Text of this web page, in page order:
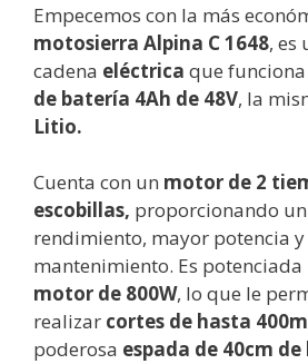
Empecemos con la más
motosierra Alpina C 1648, es
cadena eléctrica que
de batería 4Ah de 48V, la
Litio.
Cuenta con un motor de 2
escobillas, proporcionando
rendimiento, mayor potencia
mantenimiento. Es
motor de 800W, lo que le
realizar cortes de hasta
poderosa espada de 40cm